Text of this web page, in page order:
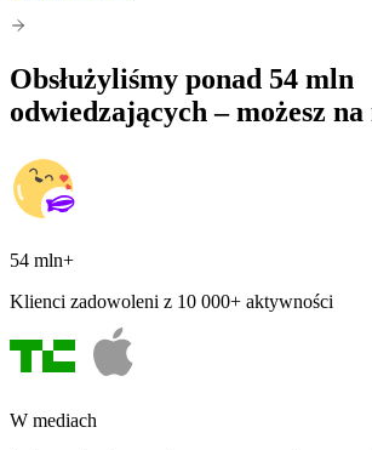
Obsłużyliśmy ponad 54 mln
odwiedzających – możesz
54 mln+
Klienci zadowoleni z 10 000+ aktywności
W mediach